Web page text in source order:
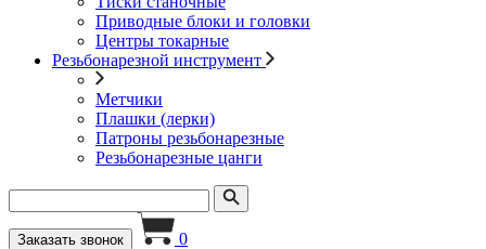
Приводные блоки и головки
Центры токарные
Резьбонарезной инструмент
Метчики
Плашки (лерки)
Патроны резьбонарезные
Резьбонарезные цанги
Заказать звонок 0